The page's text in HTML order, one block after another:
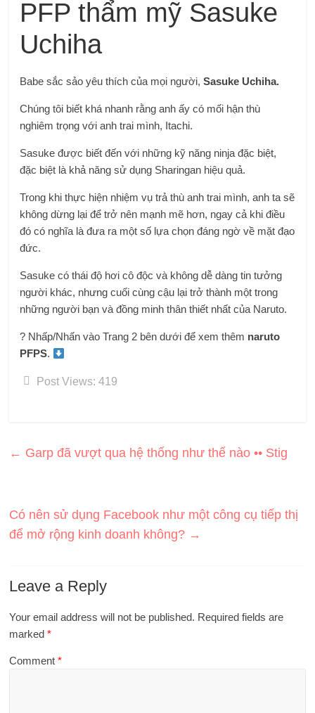
PFP thẩm mỹ Sasuke
Uchiha
Babe sắc sảo yêu thích của mọi người,Sasuke Uchiha.
Chúng tôi biết khá nhanh rằng anh ấy có mối hận thù
nghiêm trọng với anh trai mình, Itachi.
Sasuke được biết đến với những kỹ năng ninja đặc biệt,
đặc biệt là khả năng sử dụng Sharingan hiệu quả.
Trong khi thực hiện nhiệm vụ trả thù anh trai mình, anh ta sẽ
không dừng lại để trở nên mạnh mẽ hơn, ngay cả khi điều
đó có nghĩa là đưa ra một số lựa chọn đáng ngờ về mặt đạo
đức.
Sasuke có thái độ hơi cô độc và không dễ dàng tin tưởng
người khác, nhưng cuối cùng cậu lại trở thành một trong
những người bạn và đồng minh thân thiết nhất của Naruto.
? Nhấp/Nhấn vào Trang 2 bên dưới để xem thêm naruto
PFPS.
Post Views: 419
← Garp đã vượt qua hệ thống như thế nào •• Stig
Có nên sử dụng Facebook như một công cụ tiếp thị
để mở rộng kinh doanh không? →
Leave a Reply
Your email address will not be published. Required fields are
marked*
Comment*